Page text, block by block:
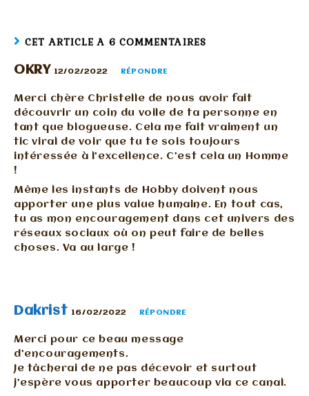
CET ARTICLE A 6 COMMENTAIRES
OKRY 12/02/2022 RÉPONDRE
Merci chère Christelle de nous avoir fait
découvrir un coin du voile de ta personne en
tant que blogueuse. Cela me fait vraiment un
tic viral de voir que tu te sois toujours
intéressée à l’excellence. C’est cela un Homme
!
Même les instants de Hobby doivent nous
apporter une plus value humaine. En tout cas,
tu as mon encouragement dans cet univers des
réseaux sociaux où on peut faire de belles
choses. Va au large !
Dakrist 16/02/2022 RÉPONDRE
Merci pour ce beau message
d’encouragements.
Je tâcherai de ne pas décevoir et surtout
j’espère vous apporter beaucoup via ce canal.